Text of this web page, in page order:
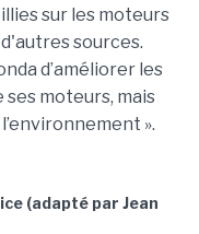
sur les moteurs
sources.
d’améliorer les
moteurs, mais
».
(adapté par Jean